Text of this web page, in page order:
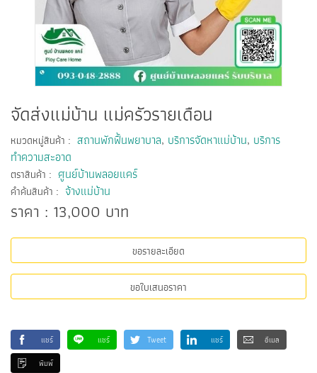
จัดส่งแม่บ้าน แม่ครัวรายเดือน
หมวดหมู่สินค้า : สถานพักฟื้นพยาบาล, บริการจัดหาแม่บ้าน, บริการ
ทำความสะอาด
ตราสินค้า : ศูนย์บ้านพลอยแคร์
คำค้นสินค้า : จ้างแม่บ้าน
ราคา : 13,000 บาท
ขอรายละเอียด
ขอใบเสนอราคา
แชร์ แชร์ Tweet แชร์
อีเมล
พิมพ์